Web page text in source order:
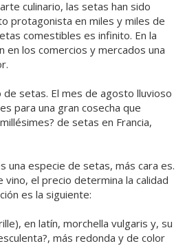
culinario, las setas han sido
protagonista en miles y miles de
comestibles es infinito. En la
en los comercios y mercados una
de setas. El mes de agosto lluvioso
para una gran cosecha que
de setas en Francia,
una especie de setas, más cara es.
vino, el precio determina la calidad
es la siguiente:
en latín, morchella vulgaris y, su
más redonda y de color